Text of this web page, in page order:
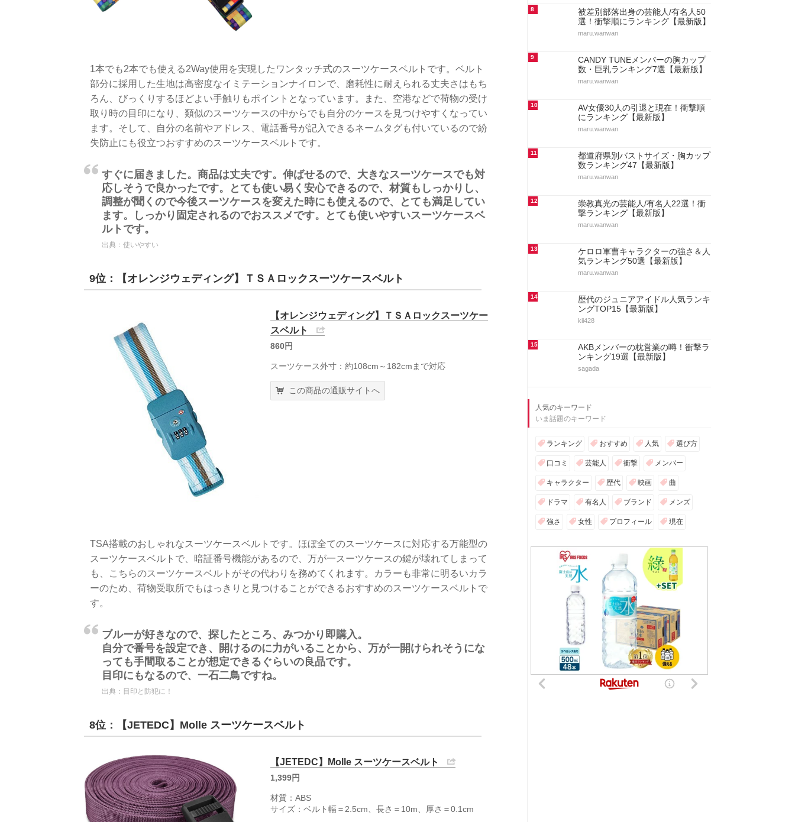
1本でも2本でも使える2Way使用を実現したワンタッチ式のスーツケースベルトです。ベルト
部分に採用した生地は高密度なイミテーションナイロンで、磨耗性に耐えられる丈夫さはもち
ろん、びっくりするほどよい手触りもポイントとなっています。また、空港などで荷物の受け
取り時の目印になり、類似のスーツケースの中からでも自分のケースを見つけやすくなってい
ます。そして、自分の名前やアドレス、電話番号が記入できるネームタグも付いているので紛
失防止にも役立つおすすめのスーツケースベルトです。
すぐに届きました。商品は丈夫です。伸ばせるので、大きなスーツケースでも対
応しそうで良かったです。とても使い易く安心できるので、材質もしっかりし、
調整が聞くので今後スーツケースを変えた時にも使えるので、とても満足してい
ます。しっかり固定されるのでおススメです。とても使いやすいスーツケースベ
ルトです。
出典： 使いやすい
9位：【オレンジウェディング】ＴＳＡロックスーツケースベルト
【オレンジウェディング】ＴＳＡロックスーツケー
スベルト
860円
スーツケース外寸：約108cm～182cmまで対応
この商品の通販サイトへ
TSA搭載のおしゃれなスーツケースベルトです。ほぼ全てのスーツケースに対応する万能型の
スーツケースベルトで、暗証番号機能があるので、万が一スーツケースの鍵が壊れてしまって
も、こちらのスーツケースベルトがその代わりを務めてくれます。カラーも非常に明るいカラ
ーのため、荷物受取所でもはっきりと見つけることができるおすすめのスーツケースベルトで
す。
ブルーが好きなので、探したところ、みつかり即購入。
自分で番号を設定でき、開けるのに力がいることから、万が一開けられそうにな
っても手間取ることが想定できるぐらいの良品です。
目印にもなるので、一石二鳥ですね。
出典： 目印と防犯に！
8位：【JETEDC】Molle スーツケースベルト
【JETEDC】Molle スーツケースベルト
1,399円
材質：ABS
サイズ：ベルト幅＝2.5cm、長さ＝10m、厚さ＝0.1cm
8
被差別部落出身の芸能人/有名人50
選！衝撃順にランキング【最新版】
maru.wanwan
9
CANDY TUNEメンバーの胸カップ
数・巨乳ランキング7選【最新版】
maru.wanwan
10
AV女優30人の引退と現在！衝撃順
にランキング【最新版】
maru.wanwan
11
都道府県別バストサイズ・胸カップ
数ランキング47【最新版】
maru.wanwan
12
崇教真光の芸能人/有名人22選！衝
撃ランキング【最新版】
maru.wanwan
13
ケロロ軍曹キャラクターの強さ＆人
気ランキング50選【最新版】
maru.wanwan
14
歴代のジュニアアイドル人気ランキ
ングTOP15【最新版】
kii428
15
AKBメンバーの枕営業の噂！衝撃ラ
ンキング19選【最新版】
sagada
人気のキーワード
いま話題のキーワード
ランキング おすすめ 人気 選び方
口コミ 芸能人 衝撃 メンバー
キャラクター 歴代 映画 曲
ドラマ 有名人 ブランド メンズ
強さ 女性 プロフィール 現在